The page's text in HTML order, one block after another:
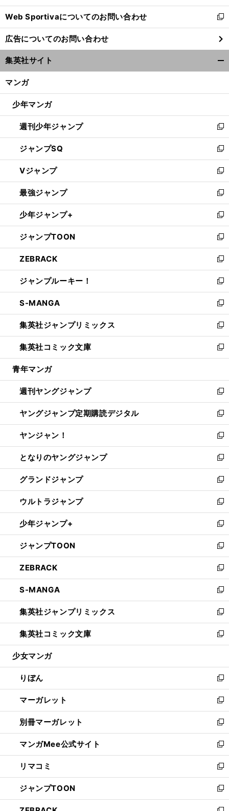
開
く
Web Sportivaについてのお問い合わせ
新
し
い
ウ
ィ
ン
ウ
開
く
広告についてのお問い合わせ
集英社サイト
マンガ
少年マンガ
週刊少年ジャンプ
新
し
い
ウ
ィ
ン
ド
ウ
で
開
く
ジャンプSQ
新
し
い
ウ
ィ
ン
ド
ウ
で
開
く
Vジャンプ
新
し
い
ウ
ィ
ン
ド
ウ
で
開
く
最強ジャンプ
新
し
い
ウ
ィ
ン
ド
ウ
で
開
く
少年ジャンプ+
新
し
い
ウ
ィ
ン
ド
ウ
で
開
く
ジャンプTOON
新
し
い
ウ
ィ
ン
ド
ウ
で
開
く
ZEBRACK
新
し
い
ウ
ィ
ン
ド
ウ
で
開
ジャンプルーキー！
新
し
い
ウ
ィ
ン
ド
ウ
開
く
S-MANGA
新
し
い
ウ
ィ
ン
ウ
で
開
く
集英社ジャンプリミックス
新
し
い
ウ
ン
ド
ウ
で
開
く
集英社コミック文庫
新
し
ウ
ィ
ン
ド
ウ
で
開
く
青年マンガ
週刊ヤングジャンプ
新
し
い
ウ
ィ
ン
ド
ウ
で
開
く
ヤングジャンプ定期購読デジタル
新
し
い
ウ
ィ
ン
ド
ウ
で
開
く
ヤンジャン！
新
し
い
ウ
ィ
ン
ド
ウ
で
開
く
となりのヤングジャンプ
新
し
い
ウ
ィ
ン
ド
ウ
で
開
く
グランドジャンプ
新
し
い
ウ
ィ
ン
ド
ウ
で
開
く
ウルトラジャンプ
新
し
い
ウ
ィ
ン
ド
ウ
で
開
く
少年ジャンプ+
新
し
い
ウ
ィ
ン
ド
ウ
で
開
く
ジャンプTOON
新
し
い
ウ
ィ
ン
ド
ウ
で
開
ZEBRACK
新
し
い
ウ
ィ
ン
ド
ウ
開
く
S-MANGA
新
し
い
ウ
ィ
ン
ウ
で
開
く
集英社ジャンプリミックス
新
し
い
ウ
ン
ド
ウ
で
開
く
集英社コミック文庫
新
し
ウ
ィ
ン
ド
ウ
で
開
く
少女マンガ
りぼん
新
し
い
ウ
ィ
ン
ド
ウ
で
開
く
マーガレット
新
し
い
ウ
ィ
ン
ド
ウ
で
開
別冊マーガレット
新
し
い
ウ
ィ
ン
ド
ウ
マンガMee公式サイト
新
し
い
ウ
ィ
ン
リマコミ
新
し
い
ウ
ジャンプTOON
新
し